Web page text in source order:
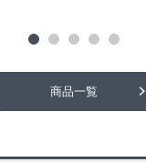
商品一覧